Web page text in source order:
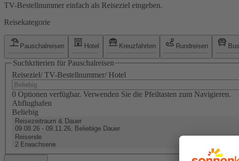
TV-Bestellnummer einfach als Reiseziel eingeben.
Reisekategorie
Pauschalreisen Hotel Kreuzfahrten Rundreisen
Suchkriterien für Pauschalreisen
Reiseziel/ TV-Bestellnummer/ Hotel
0 Optionen verfügbar. Verwenden Sie die Pfeiltasten zum Navigieren.
Abflughafen
Beliebig
Reisezeitraum & Dauer
09.08.26 - 09.11.26, Beliebige Dauer
Reisende
2 Erwachsene